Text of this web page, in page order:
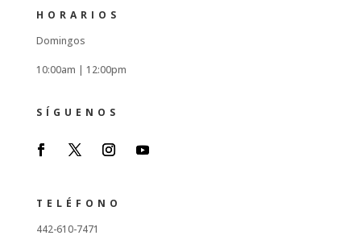
HORARIOS
Domingos
10:00am | 12:00pm
SÍGUENOS
TELÉFONO
442-610-7471